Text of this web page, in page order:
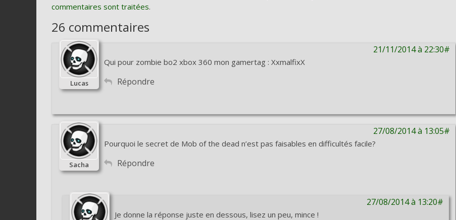
commentaires sont traitées.
26 commentaires
21/11/2014 à 22:30#
Lucas
Qui pour zombie bo2 xbox 360 mon gamertag : XxmalfixX
Répondre
27/08/2014 à 13:05#
Sacha
Pourquoi le secret de Mob of the dead n’est pas faisables en difficultés facile?
Répondre
27/08/2014 à 13:20#
Je donne la réponse juste en dessous, lisez un peu, mince !